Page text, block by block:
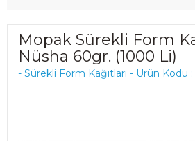
Mopak Sürekli Form
Nüsha 60gr. (1000 Li)
- Sürekli Form Kağıtları - Ürün Kodu